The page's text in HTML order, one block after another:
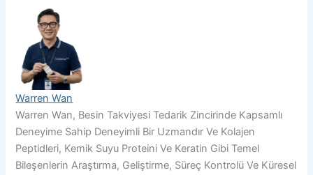
Warren Wan
Warren Wan, Besin Takviyesi Tedarik Zincirinde Kapsamlı
Deneyime Sahip Deneyimli Bir Uzmandır Ve Kolajen
Peptidleri, Kemik Suyu Proteini Ve Keratin Gibi Temel
Bileşenlerin Araştırma, Geliştirme, Süreç Kontrolü Ve Küresel